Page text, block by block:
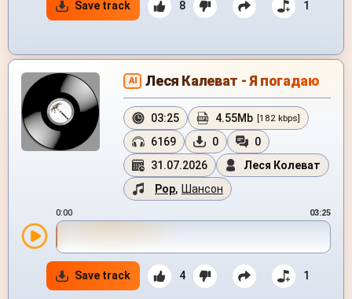
Save track 8 1
AI Леся Калеват - Я погадаю
03:25 4.55Mb [182 kbps]
6169 0
0
31.07.2026
Леся Колеват
Pop, Шансон
0:00 03:25
Save track 4 1